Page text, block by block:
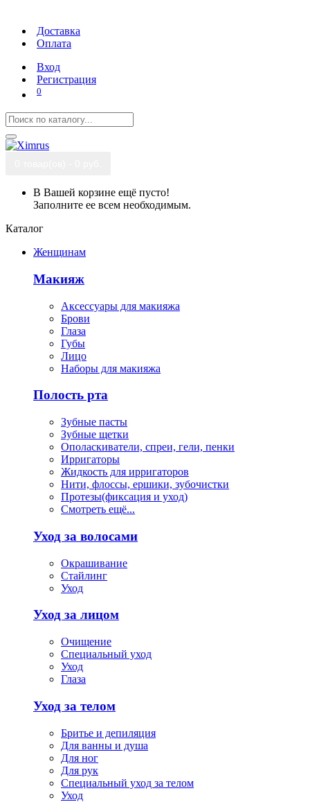
Доставка
Оплата
Вход
Регистрация
0
В Вашей корзине ещё пусто!
Заполните ее всем необходимым.
Каталог
Женщинам
Макияж
Аксессуары для макияжа
Брови
Глаза
Губы
Лицо
Наборы для макияжа
Полость рта
Зубные пасты
Зубные щетки
Ополаскиватели, спреи, гели, пенки
Ирригаторы
Жидкость для ирригаторов
Нити, флоссы, ершики, зубочистки
Протезы(фиксация и уход)
Смотреть ещё...
Уход за волосами
Окрашивание
Стайлинг
Уход
Уход за лицом
Очищение
Специальный уход
Уход
Глаза
Уход за телом
Бритье и депиляция
Для ванны и душа
Для ног
Для рук
Специальный уход за телом
Уход